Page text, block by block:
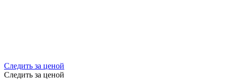
Следить за ценой
Следить за ценой